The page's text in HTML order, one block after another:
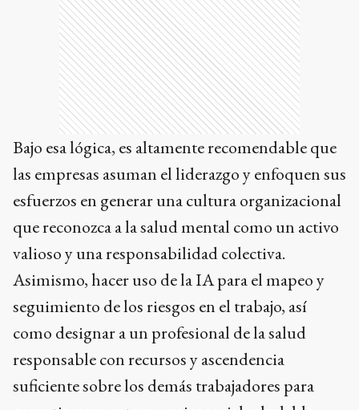
Bajo esa lógica, es altamente recomendable que
las empresas asuman el liderazgo y enfoquen sus
esfuerzos en generar una cultura organizacional
que reconozca a la salud mental como un activo
valioso y una responsabilidad colectiva.
Asimismo, hacer uso de la IA para el mapeo y
seguimiento de los riesgos en el trabajo, así
como designar a un profesional de la salud
responsable con recursos y ascendencia
suficiente sobre los demás trabajadores para